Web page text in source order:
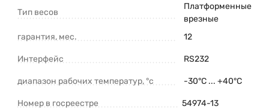
Тип весов
Платформенные
врезные
гарантия, мес.
12
Интерфейс RS232
диапазон рабочих температур, °с -30°С ... +40°С
Номер в госреестре 54974-13